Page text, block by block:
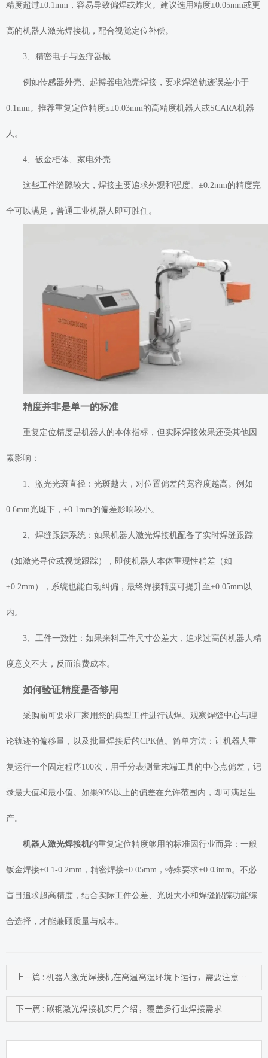
精度超过±0.1mm，容易导致偏焊或炸火。建议选用精度±0.05mm或更
高的机器人激光焊接机，配合视觉定位补偿。
3、精密电子与医疗器械
例如传感器外壳、起搏器电池壳焊接，要求焊缝轨迹误差小于
0.1mm。推荐重复定位精度≤±0.03mm的高精度机器人或SCARA机器
人。
4、钣金柜体、家电外壳
这些工件缝隙较大，焊接主要追求外观和强度。±0.2mm的精度完
全可以满足，普通工业机器人即可胜任。
精度并非是单一的标准
重复定位精度是机器人的本体指标，但实际焊接效果还受其他因
素影响：
1、激光光斑直径：光斑越大，对位置偏差的宽容度越高。例如
0.6mm光斑下，±0.1mm的偏差影响较小。
2、焊缝跟踪系统：如果机器人激光焊接机配备了实时焊缝跟踪
（如激光寻位或视觉跟踪），即使机器人本体重现性稍差（如
±0.2mm），系统也能自动纠偏，最终焊接精度可提升至±0.05mm以
内。
3、工件一致性：如果来料工件尺寸公差大，追求过高的机器人精
度意义不大，反而浪费成本。
如何验证精度是否够用
采购前可要求厂家用您的典型工件进行试焊。观察焊缝中心与理
论轨迹的偏移量，以及批量焊接后的CPK值。简单方法：让机器人重
复运行一个固定程序100次，用千分表测量末端工具的中心点偏差，记
录最大值和最小值。如果90%以上的偏差在允许范围内，即可满足生
产。
机器人激光焊接机的重复定位精度够用的标准因行业而异：一般
钣金焊接±0.1-0.2mm，精密焊接±0.05mm，特殊要求±0.03mm。不必
盲目追求超高精度，结合实际工件公差、光斑大小和焊缝跟踪功能综
合选择，才能兼顾质量与成本。
上一篇 : 机器人激光焊接机在高温高湿环境下运行，需要注意什么
下一篇 : 碳钢激光焊接机实用介绍，覆盖多行业焊接需求